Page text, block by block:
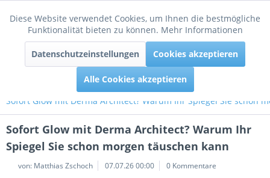
Menü
Sofort Glow mit Derma Architect? Warum Ihr Spiegel Sie schon
Sofort Glow mit Derma Architect? Warum Ihr
Spiegel Sie schon morgen täuschen kann
von: Matthias Zschoch 07.07.26 00:00 0 Kommentare
Funktionale Aktiv
Tracking Inaktiv
Diese Website verwendet Cookies, um Ihnen die bestmögliche
Funktionalität bieten zu können. Mehr Informationen
Datenschutzeinstellungen Cookies akzeptieren
Alle Cookies akzeptieren